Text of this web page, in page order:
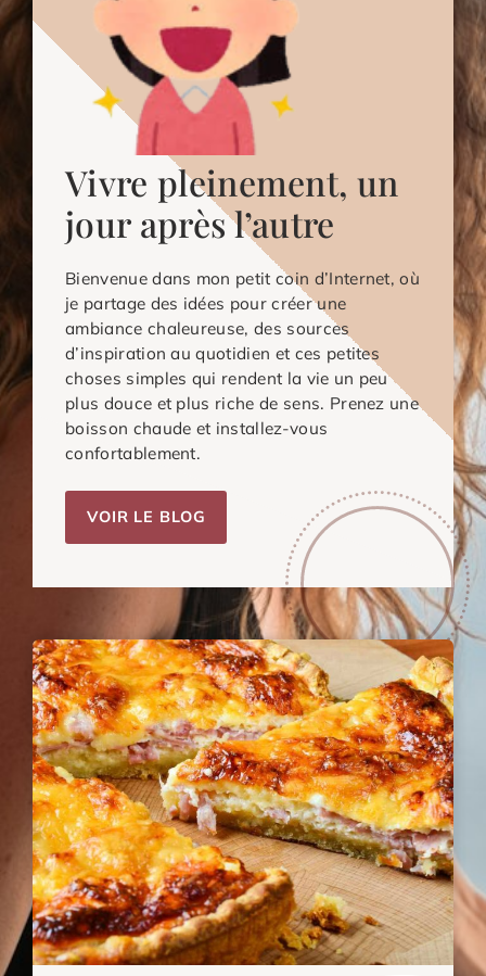
Vivre pleinement, un
jour après l’autre
Bienvenue dans mon petit coin d’Internet, où
je partage des idées pour créer une
ambiance chaleureuse, des sources
d’inspiration au quotidien et ces petites
choses simples qui rendent la vie un peu
plus douce et plus riche de sens. Prenez une
boisson chaude et installez-vous
confortablement.
VOIR LE BLOG